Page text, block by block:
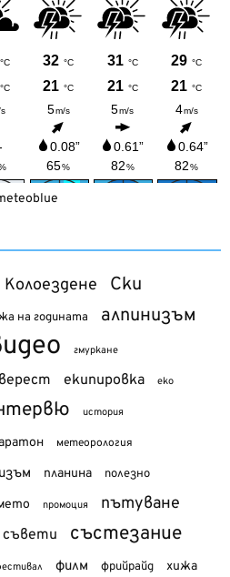
Колоездене Ски
на годината алпинизъм
гмуркане
екипировка еко
история
метеорология
планина полезно
промоция пътуване
съвети състезание
филм фрийрайд хижа